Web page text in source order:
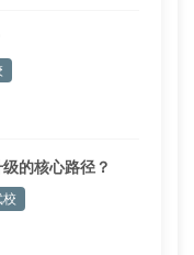
的核心路径？